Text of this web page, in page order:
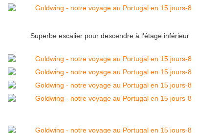
Superbe escalier pour descendre à l'étage inférieur